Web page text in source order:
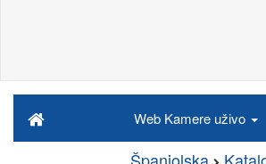
Web Kamere uživo